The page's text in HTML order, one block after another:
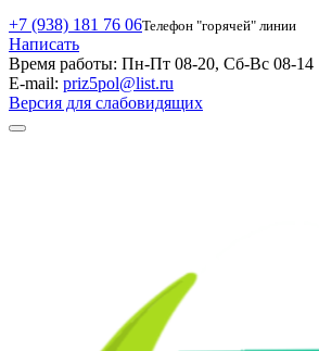
+7 (938) 181 76 06Телефон "горячей" линии
Написать
Время работы: Пн-Пт 08-20, Сб-Вс 08-14
E-mail: priz5pol@list.ru
Версия для слабовидящих